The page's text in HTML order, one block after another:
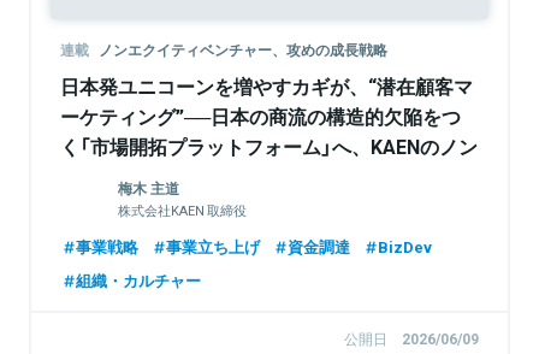
連載 ノンエクイティベンチャー、攻めの成長戦略
日本発ユニコーンを増やすカギが、“潜在顧客マ
ーケティング”──日本の商流の構造的欠陥をつ
く「市場開拓プラットフォーム」へ、KAENのノン
エクイティ戦略
梅木 主道
株式会社KAEN 取締役
事業戦略 事業立ち上げ 資金調達
BizDev
組織・カルチャー
公開日 2026/06/09